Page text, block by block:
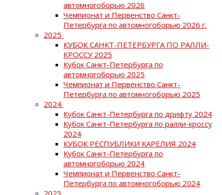
автомногоборью 2026
Чемпионат и Первенство Санкт-
Петербурга по автомногоборью 2026 г.
2025
КУБОК САНКТ-ПЕТЕРБУРГА ПО РАЛЛИ-
КРОССУ 2025
Кубок Санкт-Петербурга по
автомногоборью 2025
Чемпионат и Первенство Санкт-
Петербурга по автомногоборью 2025
2024
Кубок Санкт-Петербурга по дрифту 2024
Кубок Санкт-Петербурга по ралли-кроссу
2024
КУБОК РЕСПУБЛИКИ КАРЕЛИЯ 2024
Кубок Санкт-Петербурга по
автомногоборью 2024
Чемпионат и Первенство Санкт-
Петербурга по автомногоборью 2024
2023